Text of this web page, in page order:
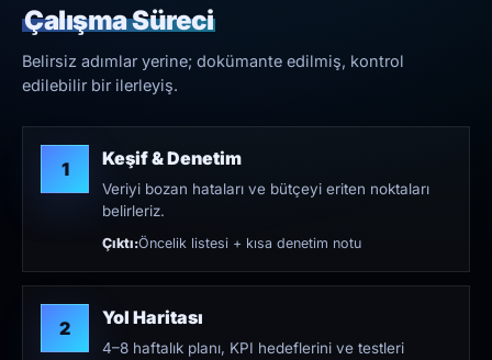
Çalışma Süreci
Belirsiz adımlar yerine; dokümante edilmiş, kontrol
edilebilir bir ilerleyiş.
1 Keşif & Denetim
Veriyi bozan hataları ve bütçeyi eriten noktaları
belirleriz.
Çıktı:Öncelik listesi + kısa denetim notu
2 Yol Haritası
4–8 haftalık planı, KPI hedeflerini ve testleri